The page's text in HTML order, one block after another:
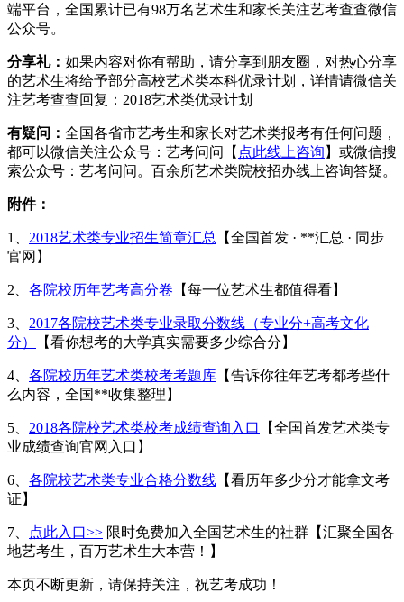
端平台，全国累计已有98万名艺术生和家长关注艺考查查微信
公众号。
分享礼： 如果内容对你有帮助，请分享到朋友圈，对热心分享
的艺术生将给予部分高校艺术类本科优录计划，详情请微信关
注艺考查查回复：2018艺术类优录计划
有疑问： 全国各省市艺考生和家长对艺术类报考有任何问题，
都可以微信关注公众号：艺考问问【 点此线上咨询 】或微信搜
索公众号：艺考问问。百余所艺术类院校招办线上咨询答疑。
附件：
1、 2018艺术类专业招生简章汇总
【全国首发 · **汇总 · 同步
官网】
2、 各院校历年艺考高分卷 【每一位艺术生都值得看】
3、 2017各院校艺术类专业录取分数线（专业分+高考文化
分）
【看你想考的大学真实需要多少综合分】
4、 各院校历年艺术类校考考题库 【告诉你往年艺考都考些什
么内容，全国**收集整理】
5、 2018各院校艺术类校考成绩查询入口
【全国首发艺术类专
业成绩查询官网入口】
6、 各院校艺术类专业合格分数线 【看历年多少分才能拿文考
证】
7、 点此入口>> 限时免费加入全国艺术生的社群【汇聚全国各
地艺考生，百万艺术生大本营！】
本页不断更新，请保持关注，祝艺考成功！